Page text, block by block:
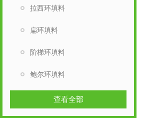
拉西环填料
扁环填料
阶梯环填料
鲍尔环填料
查看全部